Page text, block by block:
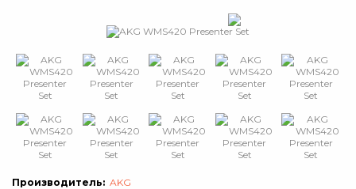
Производитель: AKG